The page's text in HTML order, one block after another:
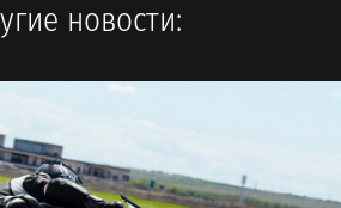
новости: